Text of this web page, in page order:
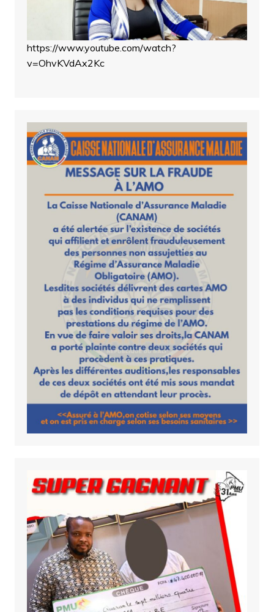
https://www.youtube.com/watch?
v=OhvKVdAx2Kc